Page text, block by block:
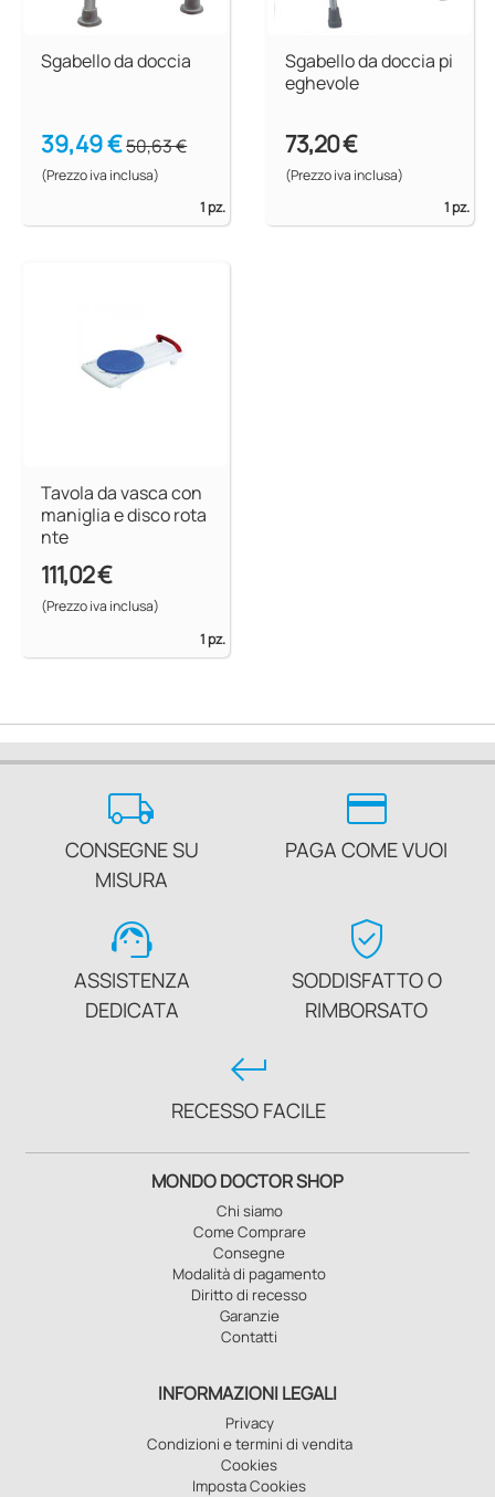
Sgabello da doccia
39,49 €50,63 €
(Prezzo iva inclusa)
1 pz.
Sgabello da doccia pi
eghevole
73,20 €
(Prezzo iva inclusa)
1 pz.
Tavola da vasca con
maniglia e disco rota
nte
111,02 €
(Prezzo iva inclusa)
1 pz.
local_shipping
CONSEGNE SU
MISURA
credit_card
PAGA COME VUOI
support_agent
ASSISTENZA
DEDICATA
verified_user
SODDISFATTO O
RIMBORSATO
keyboard_return
RECESSO FACILE
MONDO DOCTOR SHOP
Chi siamo
Come Comprare
Consegne
Modalità di pagamento
Diritto di recesso
Garanzie
Contatti
INFORMAZIONI LEGALI
Privacy
Condizioni e termini di vendita
Cookies
Imposta Cookies